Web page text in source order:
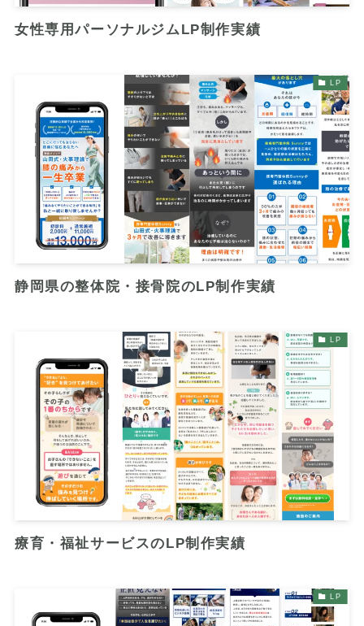
女性専用パーソナルジムLP制作実績
LP
静岡県の整体院・接骨院のLP制作実績
LP
療育・福祉サービスのLP制作実績
LP